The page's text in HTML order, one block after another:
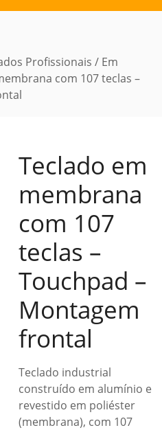
Profissionais / Em
com 107 teclas –
Teclado em
membrana
com 107
teclas –
Touchpad –
Montagem
frontal
Teclado industrial
construído em alumínio e
revestido em poliéster
(membrana), com 107